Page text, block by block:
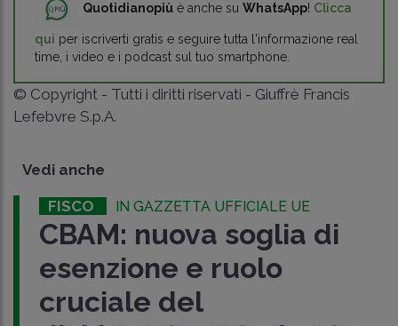
Quotidianopiù è anche su WhatsApp! Clicca
qui per iscriverti gratis e seguire tutta l'informazione real
time, i video e i podcast sul tuo smartphone.
© Copyright - Tutti i diritti riservati - Giuffrè Francis
Lefebvre S.p.A.
Vedi anche
FISCO IN GAZZETTA UFFICIALE UE
CBAM: nuova soglia di
esenzione e ruolo
cruciale del